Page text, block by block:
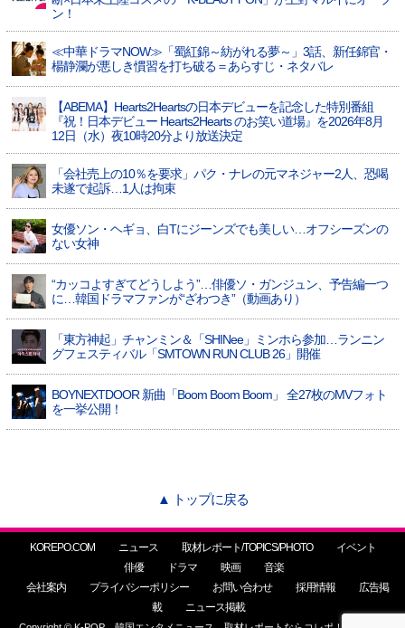
ン！
≪中華ドラマNOW≫「蜀紅錦～紡がれる夢～」3話、新任錦官・
楊静瀾が悪しき慣習を打ち破る＝あらすじ・ネタバレ
【ABEMA】Hearts2Heartsの日本デビューを記念した特別番組
『祝！日本デビュー Hearts2Hearts のお笑い道場』を2026年8月
12日（水）夜10時20分より放送決定
「会社売上の10％を要求」パク・ナレの元マネジャー2人、恐喝
未遂で起訴…1人は拘束
女優ソン・ヘギョ、白Tにジーンズでも美しい…オフシーズンの
ない女神
“カッコよすぎてどうしよう”…俳優ソ・ガンジュン、予告編一つ
に…韓国ドラマファンが“ざわつき”（動画あり）
「東方神起」チャンミン＆「SHINee」ミンホら参加…ランニン
グフェスティバル「SMTOWN RUN CLUB 26」開催
BOYNEXTDOOR 新曲「Boom Boom Boom」 全27枚のMVフォト
を一挙公開！
▲ トップに戻る
KOREPO.COM ニュース 取材レポート/TOPICS/PHOTO
イベント
俳優
ドラマ 映画
音楽
会社案内
プライバシーポリシー お問い合わせ 採用情報
広告掲
載
ニュース掲載